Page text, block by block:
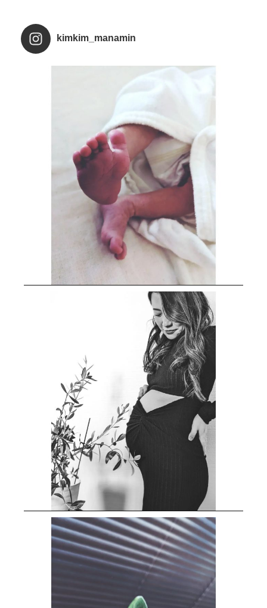
kimkim_manamin